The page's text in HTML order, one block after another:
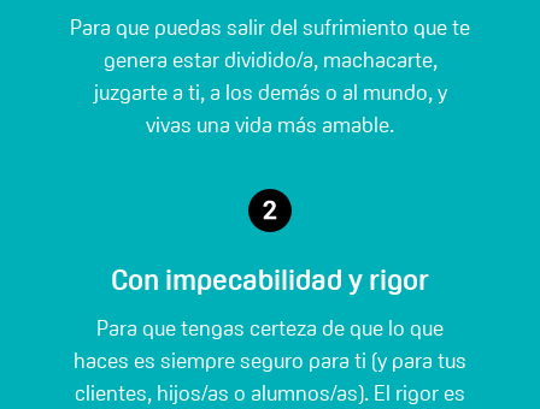
Para que puedas salir del sufrimiento que te
genera estar dividido/a, machacarte,
juzgarte a ti, a los demás o al mundo, y
vivas una vida más amable.
Con impecabilidad y rigor
Para que tengas certeza de que lo que
haces es siempre seguro para ti (y para tus
clientes, hijos/as o alumnos/as). El rigor es